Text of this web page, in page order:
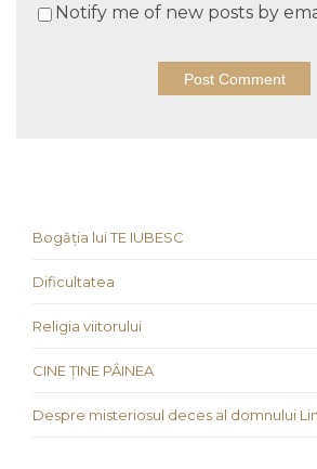
Notify me of new posts by
Bogăția lui TE IUBESC
Dificultatea
Religia viitorului
CINE ȚINE PÂINEA
Despre misteriosul deces al domnului